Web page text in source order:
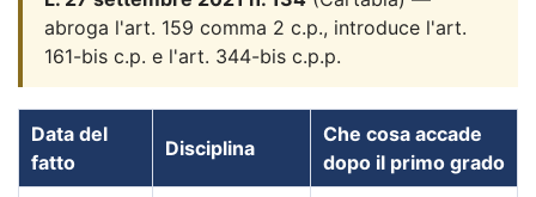
abroga l'art. 159 comma 2 c.p., introduce l'art.
161-bis c.p. e l'art. 344-bis c.p.p.
Data del
fatto
Disciplina
Che cosa accade
dopo il primo grado